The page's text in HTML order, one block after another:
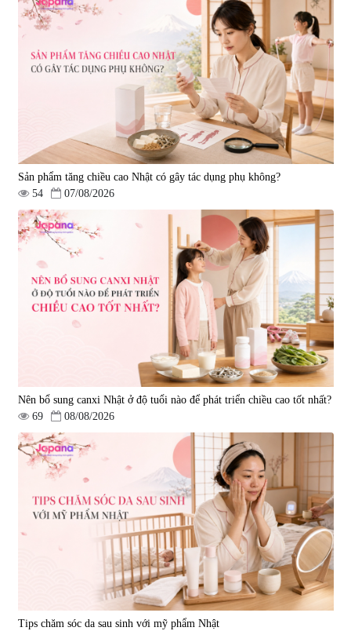
Sản phẩm tăng chiều cao Nhật có gây tác dụng phụ không?
54
07/08/2026
Nên bổ sung canxi Nhật ở độ tuổi nào để phát triển chiều cao tốt nhất?
69
08/08/2026
Tips chăm sóc da sau sinh với mỹ phẩm Nhật